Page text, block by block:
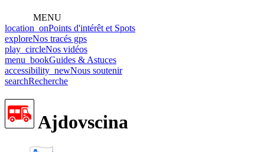
MENU
location_onPoints d'intérêt et Spots
exploreNos tracés gps
play_circleNos vidéos
menu_bookGuides & Astuces
accessibility_newNous soutenir
searchRecherche
Ajdovscina